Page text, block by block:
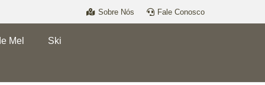
Sobre Nós Fale Conosco
Mel Ski